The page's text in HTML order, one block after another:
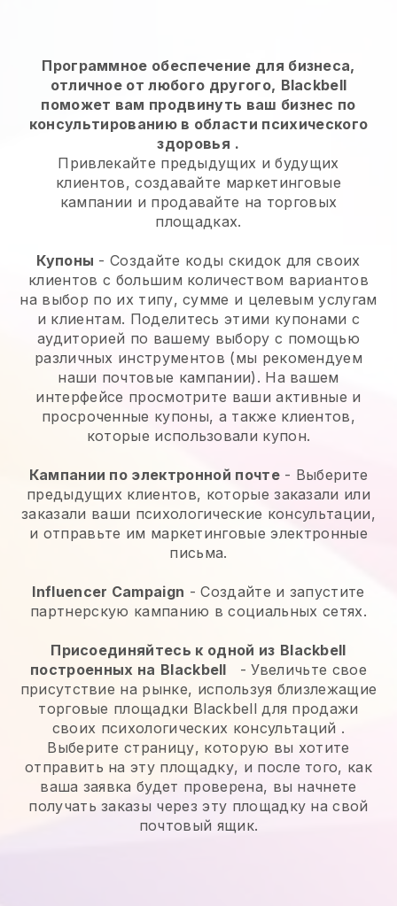
Программное обеспечение для бизнеса,
отличное от любого другого, Blackbell
поможет вам продвинуть ваш бизнес по
консультированию в области психического
здоровья .
Привлекайте предыдущих и будущих
клиентов, создавайте маркетинговые
кампании и продавайте на торговых
площадках.
Купоны - Создайте коды скидок для своих
клиентов с большим количеством вариантов
на выбор по их типу, сумме и целевым услугам
и клиентам. Поделитесь этими купонами с
аудиторией по вашему выбору с помощью
различных инструментов (мы рекомендуем
наши почтовые кампании). На вашем
интерфейсе просмотрите ваши активные и
просроченные купоны, а также клиентов,
которые использовали купон.
Кампании по электронной почте- Выберите
предыдущих клиентов, которые заказали или
заказали ваши психологические консультации,
и отправьте им маркетинговые электронные
письма.
Influencer Campaign - Создайте и запустите
партнерскую кампанию в социальных сетях.
Присоединяйтесь к одной из Blackbell
построенных на Blackbell -Увеличьте свое
присутствие на рынке, используя близлежащие
торговые площадки Blackbell для продажи
своих психологических консультаций .
Выберите страницу, которую вы хотите
отправить на эту площадку, и после того, как
ваша заявка будет проверена, вы начнете
получать заказы через эту площадку на свой
почтовый ящик.